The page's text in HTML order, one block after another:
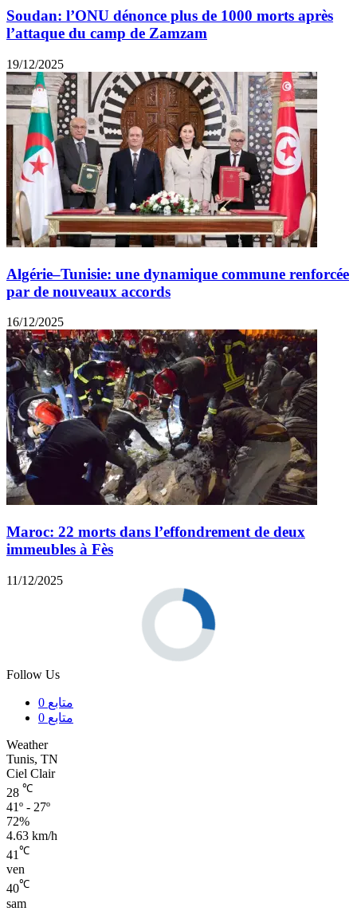
Soudan: l’ONU dénonce plus de 1000 morts après
l’attaque du camp de Zamzam
19/12/2025
Algérie–Tunisie: une dynamique commune renforcée
par de nouveaux accords
16/12/2025
Maroc: 22 morts dans l’effondrement de deux
immeubles à Fès
11/12/2025
Follow Us
0 متابع
0 متابع
Weather
Tunis, TN
Ciel Clair
28 ℃
41º - 27º
72%
4.63 km/h
41℃
ven
40℃
sam